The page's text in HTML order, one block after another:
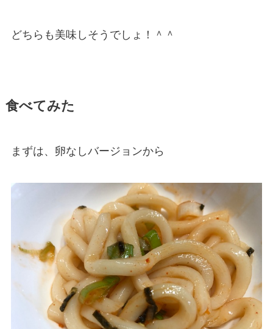
どちらも美味しそうでしょ！＾＾
食べてみた
まずは、卵なしバージョンから